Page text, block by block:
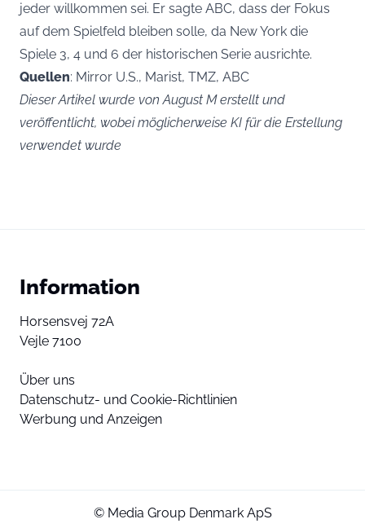
jeder willkommen sei. Er sagte ABC, dass der Fokus
auf dem Spielfeld bleiben solle, da New York die
Spiele 3, 4 und 6 der historischen Serie ausrichte.
Quellen: Mirror U.S., Marist, TMZ, ABC
Dieser Artikel wurde von August M erstellt und
veröffentlicht, wobei möglicherweise KI für die Erstellung
verwendet wurde
Information
Horsensvej 72A
Vejle 7100
Über uns
Datenschutz- und Cookie-Richtlinien
Werbung und Anzeigen
© Media Group Denmark ApS